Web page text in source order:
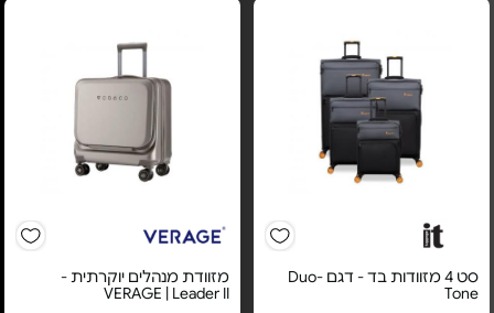
סט 4 מזוודות בד - דגם Duo-
Tone
מזוודת מנהלים יוקרתית -
VERAGE | Leader II